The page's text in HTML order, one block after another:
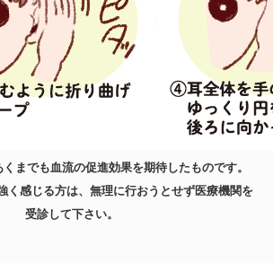
までも血流の促進効果を期待したものです。
感じる方は、無理に行おうとせず医療機関を
受診して下さい。